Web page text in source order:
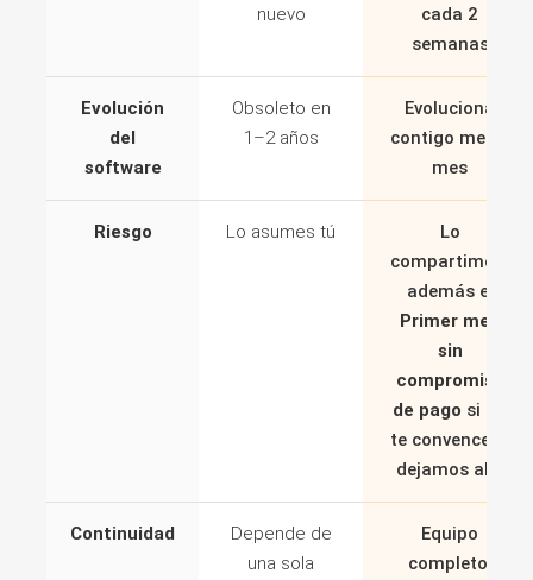
nuevo
cada 2
semanas
Evolución
del
software
Obsoleto en
1–2 años
Evoluciona
contigo mes a
mes
Riesgo Lo asumes tú
Lo
compartimos,
además el
Primer mes
sin
compromiso
de pago si no
te convence lo
dejamos ahí.
Continuidad
Depende de
una sola
Equipo
completo: